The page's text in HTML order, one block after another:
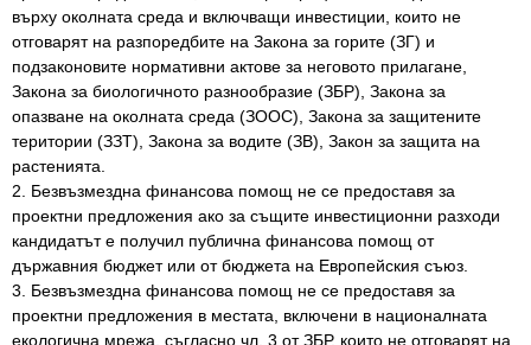
върху околната среда и включващи инвестиции, които не
отговарят на разпоредбите на Закона за горите (ЗГ) и
подзаконовите нормативни актове за неговото прилагане,
Закона за биологичното разнообразие (ЗБР), Закона за
опазване на околната среда (ЗООС), Закона за защитените
територии (ЗЗТ), Закона за водите (ЗВ), Закон за защита на
растенията.
2. Безвъзмездна финансова помощ не се предоставя за
проектни предложения ако за същите инвестиционни разходи
кандидатът е получил публична финансова помощ от
държавния бюджет или от бюджета на Европейския съюз.
3. Безвъзмездна финансова помощ не се предоставя за
проектни предложения в местата, включени в националната
екологична мрежа, съгласно чл. 3 от ЗБР, които не отговарят на